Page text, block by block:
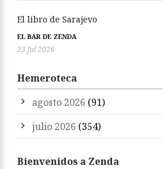
El libro de Sarajevo
EL BAR DE ZENDA
23 Jul 2026
Hemeroteca
agosto 2026 (91)
julio 2026 (354)
Bienvenidos a Zenda